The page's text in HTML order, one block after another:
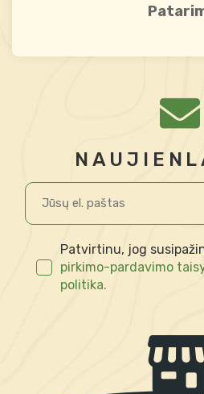
Patvirtinu, jog
pirkimo-pardavimo
politika.